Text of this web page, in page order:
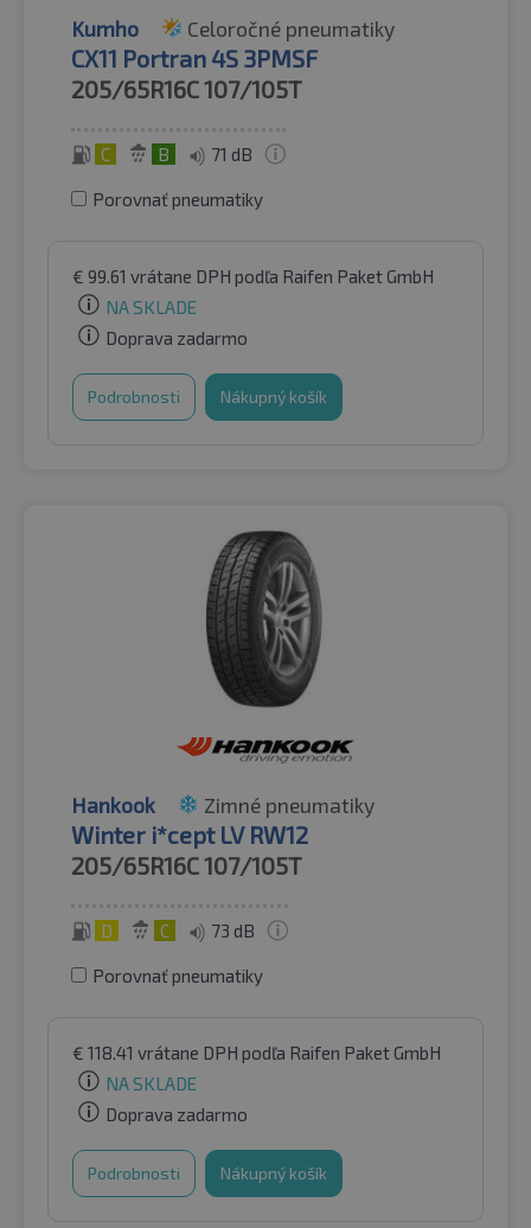
Kumho Celoročné pneumatiky
CX11 Portran 4S 3PMSF
205/65R16C107/105T
C B 71 dB
Porovnať pneumatiky
€ 99.61 vrátane DPH podľa Raifen Paket GmbH
NA SKLADE
Doprava zadarmo
Podrobnosti Nákupný košík
Hankook Zimné pneumatiky
Winter i*cept LV RW12
205/65R16C107/105T
D C 73 dB
Porovnať pneumatiky
€ 118.41 vrátane DPH podľa Raifen Paket GmbH
NA SKLADE
Doprava zadarmo
Podrobnosti Nákupný košík